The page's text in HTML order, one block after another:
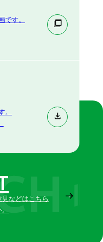
です。
。
などはこちら